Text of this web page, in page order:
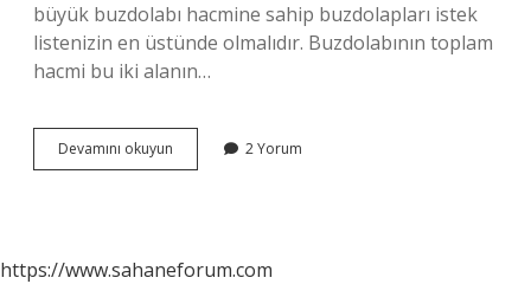
büyük buzdolabı hacmine sahip buzdolapları istek
listenizin en üstünde olmalıdır. Buzdolabının toplam
hacmi bu iki alanın…
Devamını okuyun Buzdolabı
Ölçüsü
2 Yorum
https://www.sahaneforum.com